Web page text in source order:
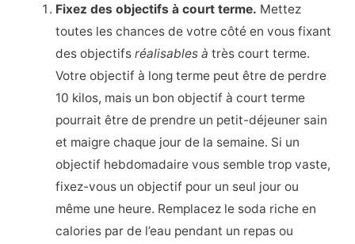
Fixez des objectifs à court terme. Mettez
toutes les chances de votre côté en vous fixant
des objectifsréalisables à très court terme.
Votre objectif à long terme peut être de perdre
10 kilos, mais un bon objectif à court terme
pourrait être de prendre un petit-déjeuner sain
et maigre chaque jour de la semaine. Si un
objectif hebdomadaire vous semble trop vaste,
fixez-vous un objectif pour un seul jour ou
même une heure. Remplacez le soda riche en
calories par de l’eau pendant un repas ou